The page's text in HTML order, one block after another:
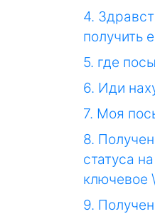
4.
получить
5. где
6. Иди
7. Моя
8.
статуса
ключевое
9.